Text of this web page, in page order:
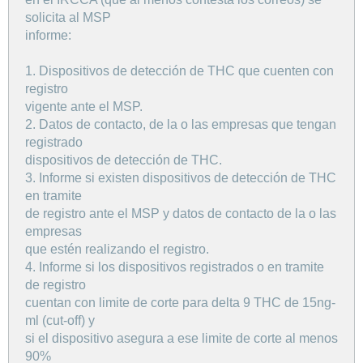
solicita al MSP
informe:
1. Dispositivos de detección de THC que cuenten con
registro
vigente ante el MSP.
2. Datos de contacto, de la o las empresas que tengan
registrado
dispositivos de detección de THC.
3. Informe si existen dispositivos de detección de THC
en tramite
de registro ante el MSP y datos de contacto de la o las
empresas
que estén realizando el registro.
4. Informe si los dispositivos registrados o en tramite
de registro
cuentan con limite de corte para delta 9 THC de 15ng-
ml (cut-off) y
si el dispositivo asegura a ese limite de corte al menos
90%